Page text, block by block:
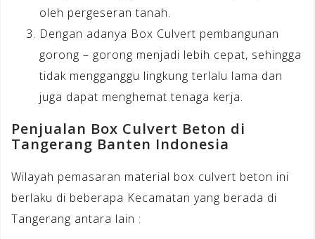
oleh pergeseran tanah.
Dengan adanya Box Culvert pembangunan
gorong – gorong menjadi lebih cepat, sehingga
tidak mengganggu lingkung terlalu lama dan
juga dapat menghemat tenaga kerja.
Penjualan Box Culvert Beton di
Tangerang Banten Indonesia
Wilayah pemasaran material box culvert beton ini
berlaku di beberapa Kecamatan yang berada di
Tangerang antara lain :